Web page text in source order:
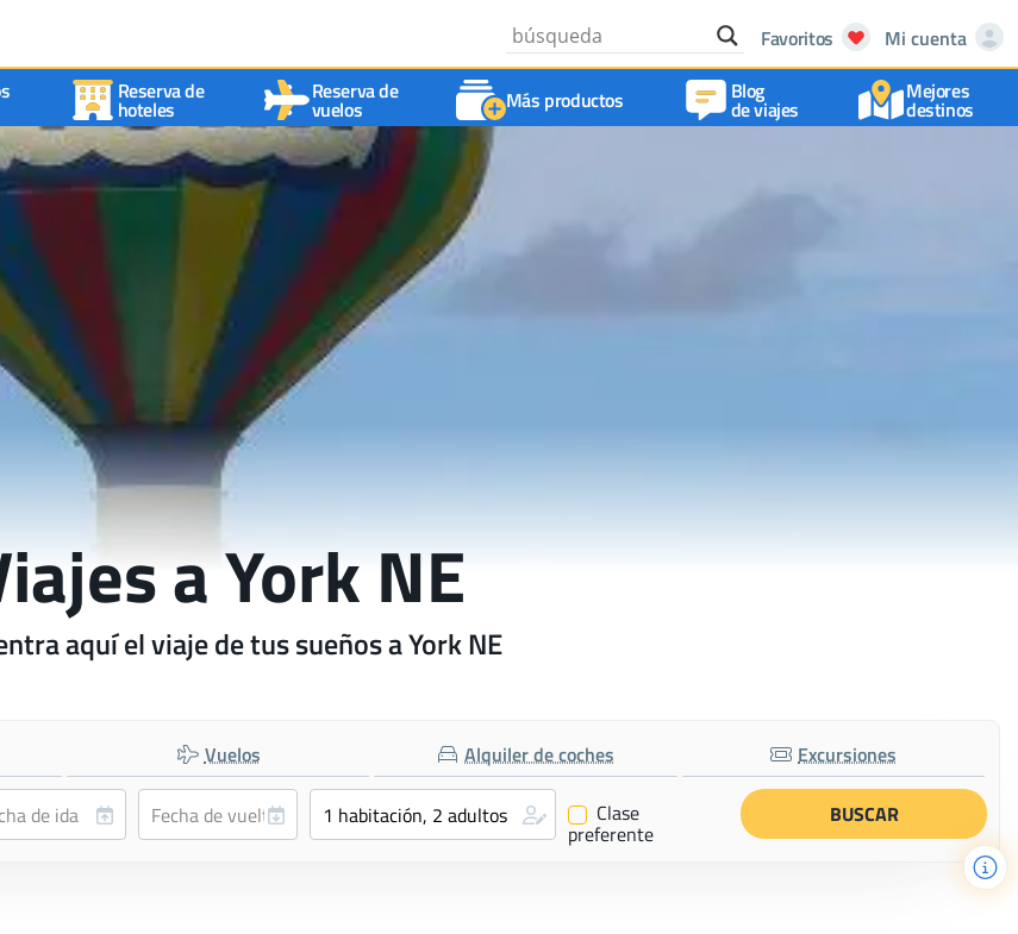
Favoritos
Mi cuenta
Reserva de
hoteles
Reserva de
vuelos Más productos Blog
de viajes
Mejores
destinos
a York NE
aquí el viaje de tus sueños a York NE
Vuelos Alquiler de coches Excursiones
✔ Clase
preferente